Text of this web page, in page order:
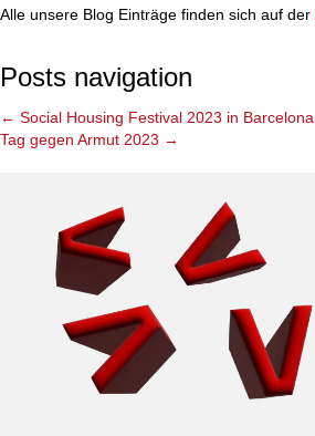
Alle unsere Blog Einträge finden sich auf der
Posts navigation
← Social Housing Festival 2023 in Barcelona
Tag gegen Armut 2023 →